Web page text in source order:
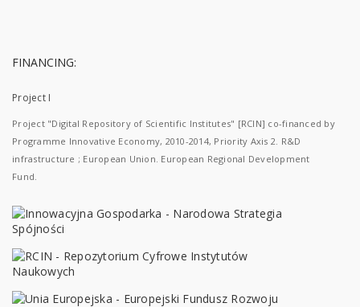
FINANCING:
Project I
Project "Digital Repository of Scientific Institutes" [RCIN] co-financed by
Programme Innovative Economy, 2010-2014, Priority Axis 2. R&D
infrastructure ; European Union. European Regional Development
Fund.